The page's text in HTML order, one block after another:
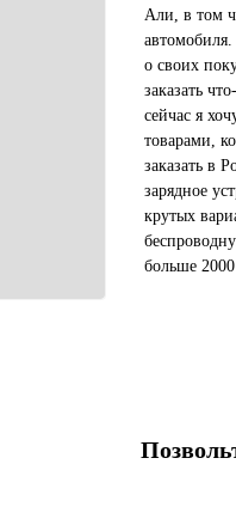
Али, в том
о своих
заказать
сейчас я
товарами,
заказать в
зарядное
крутых
больше